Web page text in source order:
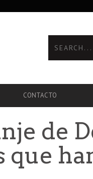
CONTACTO
de
que